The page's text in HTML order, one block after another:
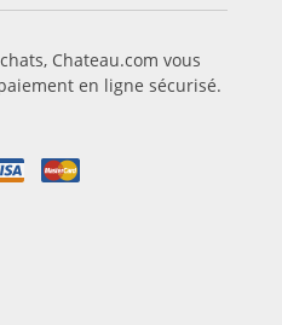
Chateau.com vous
en ligne sécurisé.